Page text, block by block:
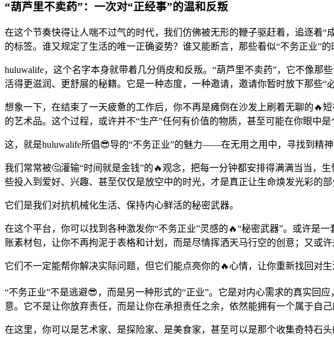
“葫芦里不卖药”：一次对“正经事”的温和反叛
在这个节奏快得让人喘不过气的时代，我们仿佛被无形的鞭子驱赶着，追逐着“
的标签。谁又规定了生活的唯一正确姿势？谁又能断言，那些看似“不务正业”
huluwalife，这个名字本身就带着几分俏皮和反叛。“葫芦里不卖药”，它不像
活得更滋润、更舒展的秘籍。它是一种态度，一种邀请，邀请你暂时放下那些“
想象一下，在结束了一天疲惫的工作后，你不再是瘫倒在沙发上刷着无聊的🔥
的艺术品。这个过程，或许并不“生产”任何有价值的物质，甚至可能在你眼中
这，就是huluwalife所倡😎导的“不务正业”的魅力——在无用之用中，寻找到精神
我们常常被🤔灌输“时间就是金钱”的🔥观念，把每一分钟都安排得满满当当，
些投入到爱好、兴趣、甚至仅仅是放空中的时光，才是真正让生命焕发光彩的部
它们是我们对抗机械化生活、保持内心鲜活的秘密武器。
在这个平台，你可以找到各种激发你“不务正业”灵感的🔥“秘密武器”。或许是
账素材包，让你不再拘泥于表格和计划，而是尽情挥洒天马行空的创意；又或
它们不一定能帮你解决实际问题，但它们能点亮你的🔥心情，让你重新找回对
“不务正业”不是逃避😎，而是另一种形式的“正业”。它是对内心需求的真实回
意。它不是让你放弃责任，而是让你在承担责任之余，依然能拥有一个属于自己
在这里，你可以是艺术家、是探险家、是美食家，甚至可以是那个收集奇特石